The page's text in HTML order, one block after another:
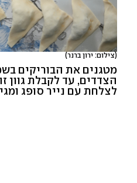
(צילום: ירון ברנר)
הצדדים, עד לקבלת גוון
לצלחת עם נייר סופג